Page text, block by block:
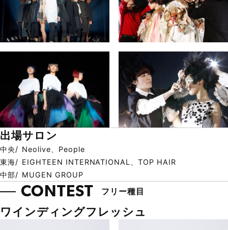
出場サロン
中央
Neolive、People
東海
EIGHTEEN INTERNATIONAL、TOP HAIR
中部
MUGEN GROUP
CONTEST フリー種目
ワインディングフレッシュ